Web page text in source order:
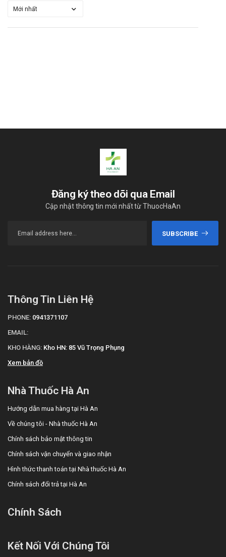
Đăng ký theo dõi qua Email
Cập nhật thông tin mới nhất từ ThuocHaAn
SUBSCRIBE
Thông Tin Liên Hệ
PHONE: 0941371107
EMAIL:
KHO HÀNG: Kho HN: 85 Vũ Trọng Phụng
Xem bản đồ
Nhà Thuốc Hà An
Hướng dẫn mua hàng tại Hà An
Về chúng tôi - Nhà thuốc Hà An
Chính sách bảo mật thông tin
Chính sách vận chuyển và giao nhận
Hình thức thanh toán tại Nhà thuốc Hà An
Chính sách đổi trả tại Hà An
Chính Sách
Kết Nối Với Chúng Tôi